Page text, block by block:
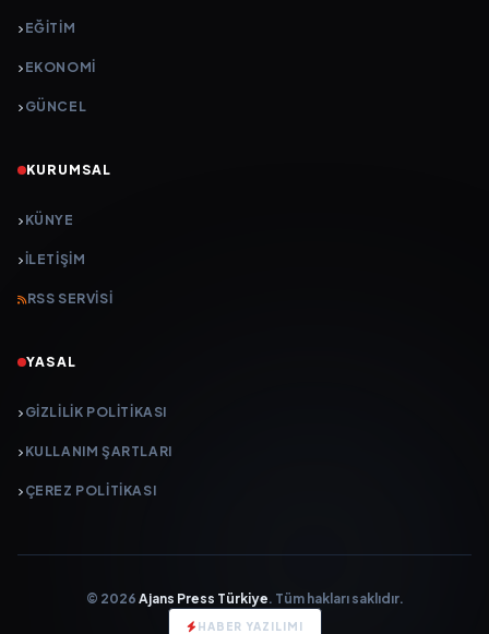
EĞİTİM
EKONOMİ
GÜNCEL
KURUMSAL
KÜNYE
İLETIŞIM
RSS SERVISI
YASAL
GIZLILIK POLITIKASI
KULLANIM ŞARTLARI
ÇEREZ POLITIKASI
© 2026 Ajans Press Türkiye. Tüm hakları saklıdır.
HABER YAZILIMI